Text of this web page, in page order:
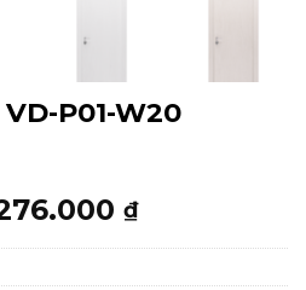
P01-W20
₫Giá
hiện
tại